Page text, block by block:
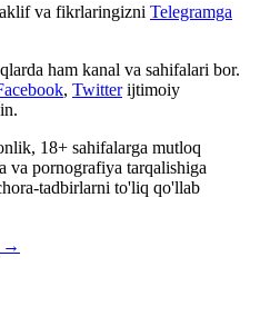
va fikrlaringizni Telegramga
ham kanal va sahifalari bor.
, Twitter ijtimoiy
18+ sahifalarga mutloq
va pornografiya tarqalishiga
tadbirlarni to'liq qo'llab
→